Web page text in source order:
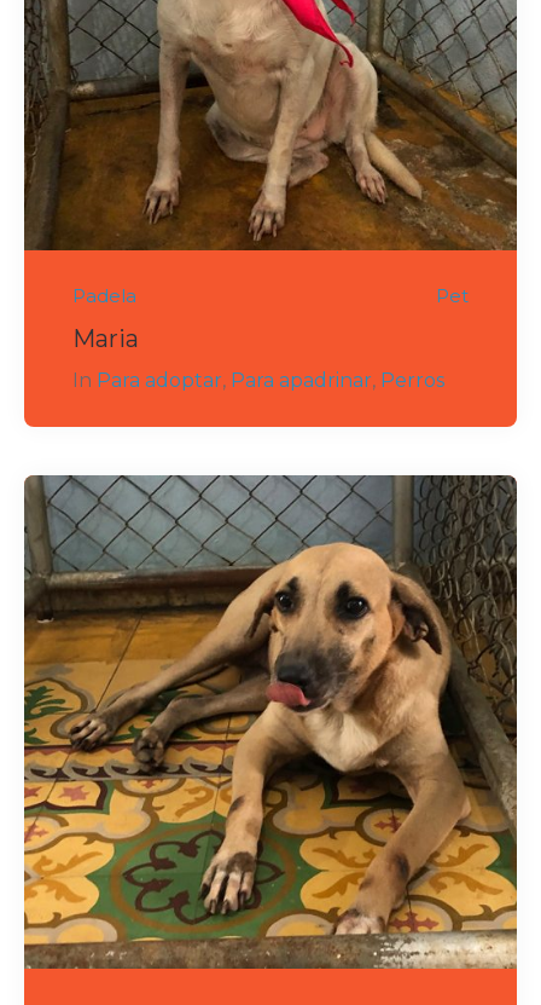
Padela Pet
Maria
In Para adoptar, Para apadrinar, Perros